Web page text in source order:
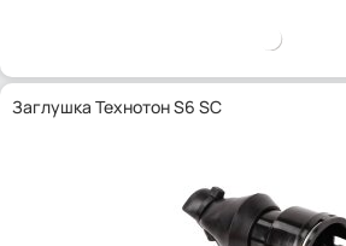
Заглушка Технотон S6 SC